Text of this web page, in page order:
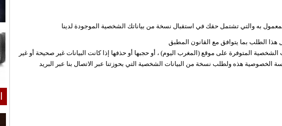
المتوفرة على موقع (المغرب اليوم) ، أو حجبها أو حذفها إذا كانت البيانات غير صحيحة أو غير
هذه ولطلب نسخة من البيانات الشخصية التي بحوزتنا عبر الاتصال بنا عبر البريد